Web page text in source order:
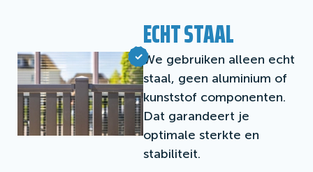
ECHT STAAL
We gebruiken alleen echt
staal, geen aluminium of
kunststof componenten.
Dat garandeert je
optimale sterkte en
stabiliteit.